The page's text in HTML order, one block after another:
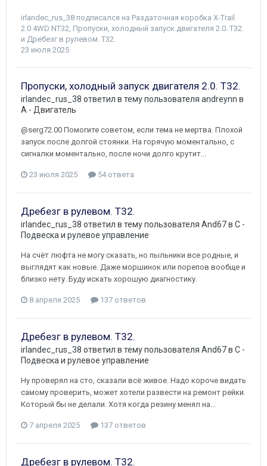
irlandec_rus_38 подписался на Раздаточная коробка X-Trail
2.0 4WD NT32 Пропуски, холодный запуск двигателя 2.0. Т32.
и Дребезг в рулевом. Т32.
23 июля 2025
Пропуски, холодный запуск двигателя 2.0. Т32.
irlandec_rus_38 ответил в тему пользователя andreynn в
A - Двигатель
@serg72.00 Помогите советом, если тема не мертва. Плохой
запуск после долгой стоянки. На горячую моментально, с
сигналки моментально, после ночи долго крутит...
23 июля 2025 54 ответа
Дребезг в рулевом. Т32.
irlandec_rus_38 ответил в тему пользователя And67в C -
Подвеска и рулевое управление
На счёт люфта не могу сказать, но пыльники все родные, и
выглядят как новые. Даже моршинок или порепов вообще и
близко нету. Буду искать хорошую диагностику.
8 апреля 2025 137 ответов
Дребезг в рулевом. Т32.
irlandec_rus_38 ответил в тему пользователя And67в C -
Подвеска и рулевое управление
Ну проверял на сто, сказали всё живое. Надо короче видать
самому проверить, может хотели развести на ремонт рейки.
Который бы не делали. Хотя когда резину менял на...
7 апреля 2025 137 ответов
Дребезг в рулевом. Т32.